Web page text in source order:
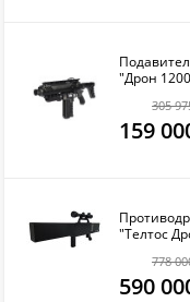
"Дрон
305
159
"Телтос
778
590